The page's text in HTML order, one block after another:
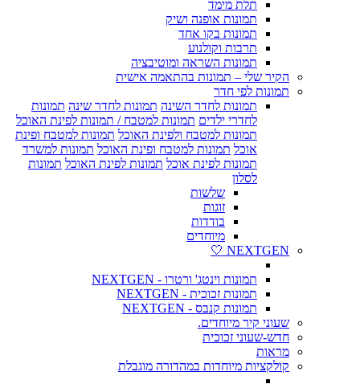
תלת מימד
תמונות אופנה ושיק
תמונות בקו אחד
תרבות וקולנוע
תמונות השראה ומוטיבציה
הקיר שלי – תמונות בהתאמה אישית
תמונות לפי חדר
תמונות לחדר השינה תמונות לחדר שינה תמונות
לחדרי ילדים תמונות למטבח / תמונות לפינת האוכל
תמונות למטבח ולפינת האוכל תמונות למטבח ופינת
אוכל תמונות למטבח ופינת האוכל תמונות למשרד
תמונות לפינת אוכל תמונות לפינת האוכל תמונות
לסלון
שלשות
זוגות
בודדות
מיוחדים
NEXTGEN 🤍
תמונות וינטג' ורטרו - NEXTGEN
תמונות זכוכית - NEXTGEN
תמונות קנבס - NEXTGEN
שעוני קיר מיוחדים.
חדש-שעוני זכוכית
מראות
קולקציות מיוחדות במהדורה מוגבלת